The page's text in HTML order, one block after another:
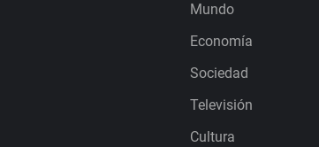
Mundo
Economía
Sociedad
Televisión
Cultura